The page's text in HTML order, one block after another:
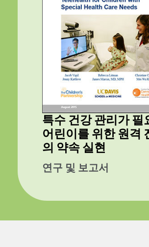
특수 건강 관리가 필
어린이를 위한 원격
의 약속 실현
연구 및 보고서